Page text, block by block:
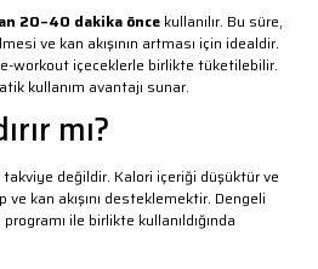
20–40 dakika önce kullanılır. Bu süre,
ve kan akışının artması için idealdir.
workout içeceklerle birlikte tüketilebilir.
kullanım avantajı sunar.
mı?
değildir. Kalori içeriği düşüktür ve
kan akışını desteklemektir. Dengeli
ile birlikte kullanıldığında